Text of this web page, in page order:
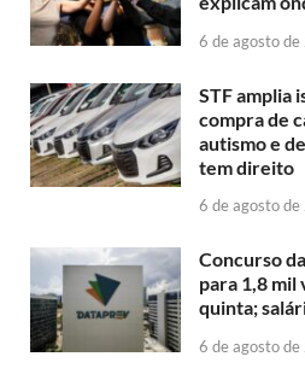
6 de agosto
STF amplia
compra de
autismo e
tem direito
6 de agosto
Concurso
para 1,8 mil
quinta;
6 de agosto